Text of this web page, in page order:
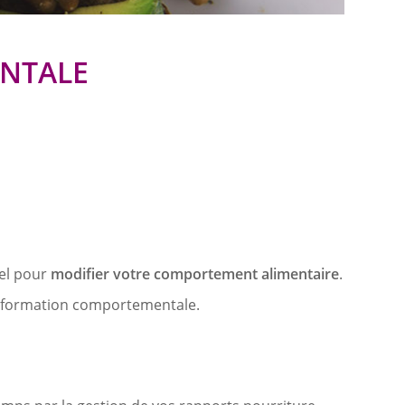
pour modifier votre comportement alimentaire.
comportementale.